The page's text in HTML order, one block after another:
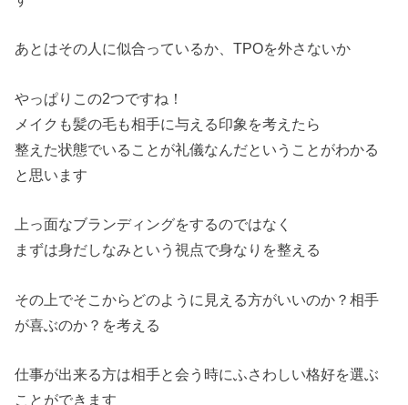
あとはその人に似合っているか、TPOを外さないか
やっぱりこの2つですね！
メイクも髪の毛も相手に与える印象を考えたら
整えた状態でいることが礼儀なんだということがわかる
と思います
上っ面なブランディングをするのではなく
まずは身だしなみという視点で身なりを整える
その上でそこからどのように見える方がいいのか？相手
が喜ぶのか？を考える
仕事が出来る方は相手と会う時にふさわしい格好を選ぶ
ことができます